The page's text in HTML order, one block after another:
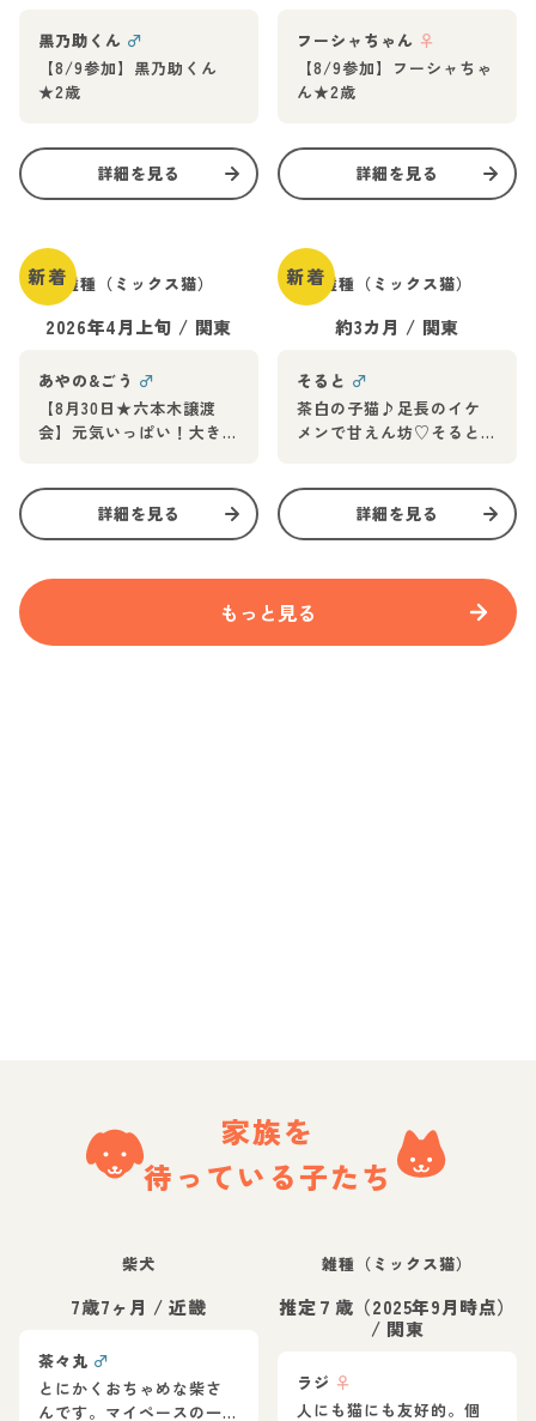
黒乃助くん ♂
【8/9参加】黒乃助くん
★2歳
詳細を見る
フーシャちゃん ♀
【8/9参加】フーシャちゃ
ん★2歳
詳細を見る
新着雑種（ミックス猫）
2026年4月上旬 / 関東
あやの&ごう ♂
【8月30日★六本木譲渡
会】元気いっぱい！大き
詳細を見る
新着雑種（ミックス猫）
約3カ月 / 関東
そると ♂
茶白の子猫♪足長のイケ
メンで甘えん坊♡そると
詳細を見る
もっと見る
家族を
待っている子たち
柴犬
7歳7ヶ月 /近畿
茶々丸 ♂
とにかくおちゃめな柴さ
んです。マイペースの一
雑種（ミックス猫）
推定７歳（2025年9月時点）
/ 関東
ラジ ♀
人にも猫にも友好的。個